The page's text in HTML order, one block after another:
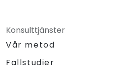
Konsulttjänster
Vår metod
Fallstudier